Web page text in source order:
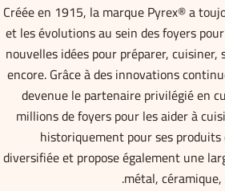
Créée en 1915, la marque Pyrex® a
et les évolutions au sein des foyers
nouvelles idées pour préparer,
encore. Grâce à des innovations
devenue le partenaire privilégié en
millions de foyers pour les aider à
historiquement pour ses produits
diversifiée et propose également une
métal,